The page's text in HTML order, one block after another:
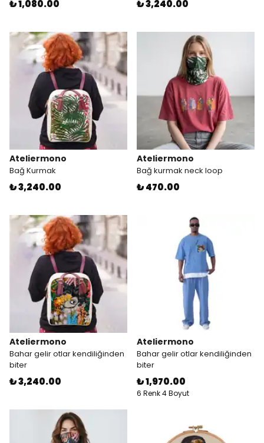
₺ 1,080.00 ₺ 3,240.00
Ateliermono
Bağ Kurmak
₺ 3,240.00
Ateliermono
Bağ kurmak neck loop
₺ 470.00
Ateliermono
Bahar gelir otlar kendiliğinden
biter
₺ 3,240.00
Ateliermono
Bahar gelir otlar kendiliğinden
biter
₺ 1,970.00
6 Renk 4 Boyut